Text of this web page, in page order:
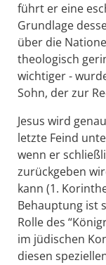
führt er eine
Grundlage
über die
theologisch
wichtiger -
Sohn, der zur
Jesus wird
letzte Feind
wenn er
zurückgeben
kann (1.
Behauptung ist
Rolle des
im jüdischen
diesen